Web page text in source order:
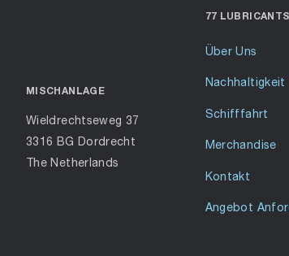
MISCHANLAGE
Wieldrechtseweg 37
3316 BG Dordrecht
The Netherlands
77 LUBRICANTS
Über Uns
Nachhaltigkeit
Schifffahrt
Merchandise
Kontakt
Angebot